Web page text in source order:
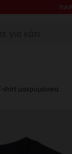
T-shirt μακρυμάνικα